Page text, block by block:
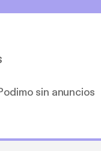
sin anuncios